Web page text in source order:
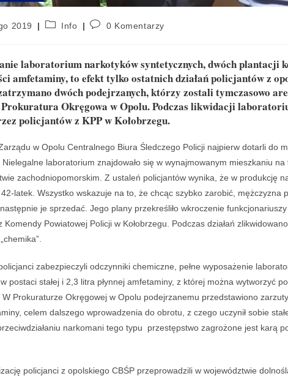
2019 Info 0 Komentarzy
laboratorium narkotyków syntetycznych, dwóch plantacji
amfetaminy, to efekt tylko ostatnich działań policjantów z
dwóch podejrzanych, którzy zostali tymczasowo
Okręgowa w Opolu. Podczas likwidacji
policjantów z KPP w Kołobrzegu.
w Opolu Centralnego Biura Śledczego Policji najpierw dotarli do
laboratorium znajdowało się w wynajmowanym mieszkaniu na
zachodniopomorskim. Z ustaleń policjantów wynika, że w produkcję
latek. Wszystko wskazuje na to, że chcąc szybko zarobić, mężczyzna
je sprzedać. Jego plany przekreśliło wkroczenie
Komendy Powiatowej Policji w Kołobrzegu. Podczas działań
zabezpieczyli odczynniki chemiczne, pełne wyposażenie
postaci stałej i 2,3 litra płynnej amfetaminy, z której można wytworzyć
W Prokuraturze Okręgowej w Opolu podejrzanemu przedstawiono
celem dalszego wprowadzenia do obrotu, z czego uczynił sobie
narkomani tego typu przestępstwo zagrożone jest karą
policjanci z opolskiego CBŚP przeprowadzili w województwie